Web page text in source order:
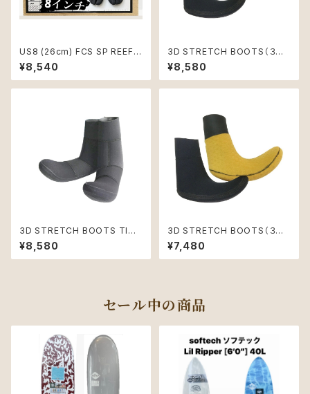
US8 (26cm) FCS SP REEF B
OOT サイズ
¥8,540
3D STRETCH BOOTS（３Ｄ
ストレッチブーツ）Sサイズ
¥8,580
3D STRETCH BOOTS TIGH
T（３Ｄストレッチブーツタイト）L
サイズ
¥8,580
3D STRETCH BOOTS（３Ｄ
ストレッチブーツ）Lサイズ
¥7,480
セール中の商品